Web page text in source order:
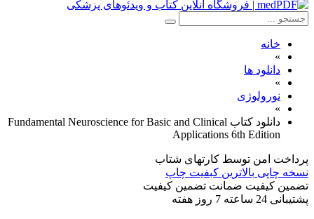
خانه
»
دانلود ها
»
نورولوژی
»
دانلود کتاب Fundamental Neuroscience for Basic and Clinical
Applications 6th Edition
پرداخت امن توسط کارتهای شتاب
نسخه چاپی بالاترین کبفیت چاپ
تضمین کیفیت ضمانت تضمین کیفیت
پشتیبانی 24 ساعته 7 روز هفته